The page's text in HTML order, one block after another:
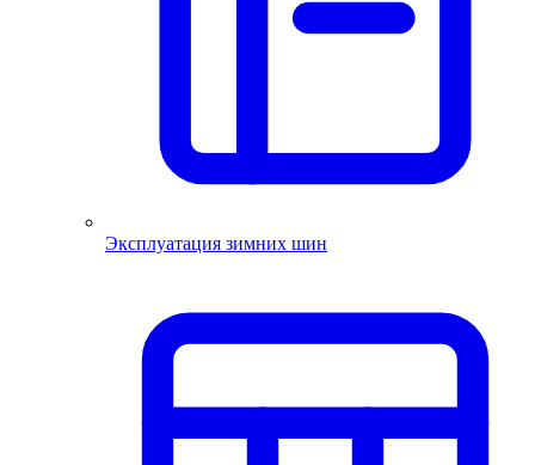
Эксплуатация зимних шин